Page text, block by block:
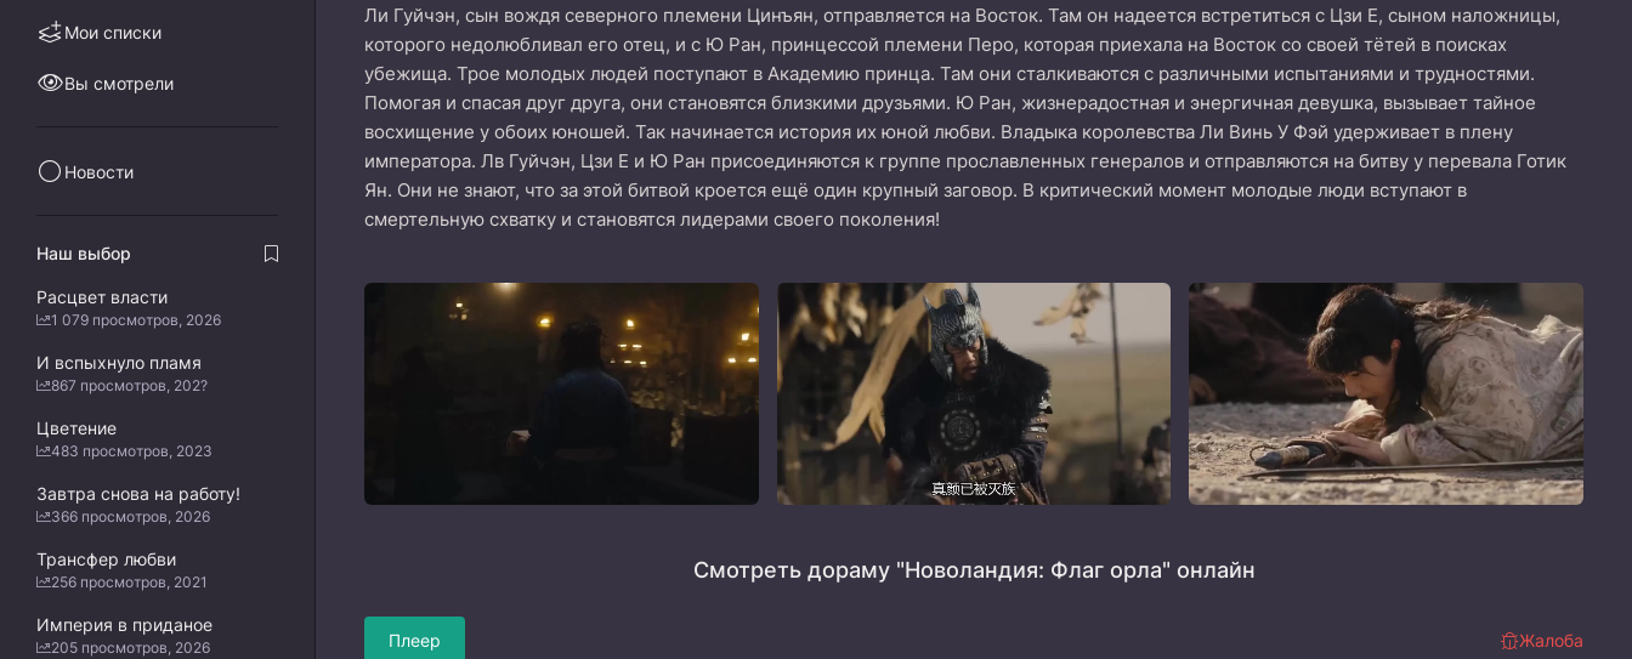
Ли Гуйчэн, сын вождя северного племени Цинъян, отправляется на Восток. Там он надеется встретиться с Цзи Е, сыном наложницы,
которого недолюбливал его отец, и с Ю Ран, принцессой племени Перо, которая приехала на Восток со своей тётей в поисках
убежища. Трое молодых людей поступают в Академию принца. Там они сталкиваются с различными испытаниями и трудностями.
Помогая и спасая друг друга, они становятся близкими друзьями. Ю Ран, жизнерадостная и энергичная девушка, вызывает тайное
восхищение у обоих юношей. Так начинается история их юной любви. Владыка королевства Ли Винь У Фэй удерживает в плену
императора. Лв Гуйчэн, Цзи Е и Ю Ран присоединяются к группе прославленных генералов и отправляются на битву у перевала Готик
Ян. Они не знают, что за этой битвой кроется ещё один крупный заговор. В критический момент молодые люди вступают в
смертельную схватку и становятся лидерами своего поколения!
Смотреть дораму "Новоландия: Флаг орла" онлайн
Плеер Жалоба
Мои списки
Вы смотрели
Новости
Наш выбор
Расцвет власти
1 079 просмотров, 2026
И вспыхнуло пламя
867 просмотров, 202?
Цветение
483 просмотров, 2023
Завтра снова на работу!
366 просмотров, 2026
Трансфер любви
256 просмотров, 2021
Империя в приданое
205 просмотров, 2026